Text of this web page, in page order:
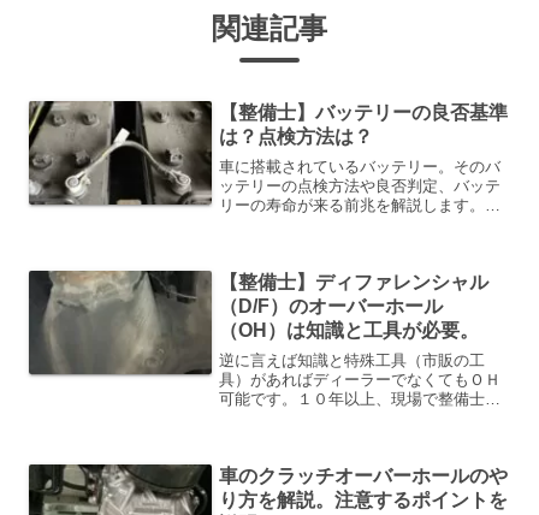
関連記事
【整備士】バッテリーの良否基準
は？点検方法は？
車に搭載されているバッテリー。そのバ
ッテリーの点検方法や良否判定、バッテ
リーの寿命が来る前兆を解説します。バ
ります。
【整備士】ディファレンシャル
（D/F）のオーバーホール
（OH）は知識と工具が必要。
逆に言えば知識と特殊工具（市販の工
具）があればディーラーでなくてもＯＨ
可能です。１０年以上、現場で整備士を
んね。どういう構造になってい...
車のクラッチオーバーホールのや
り方を解説。注意するポイントを